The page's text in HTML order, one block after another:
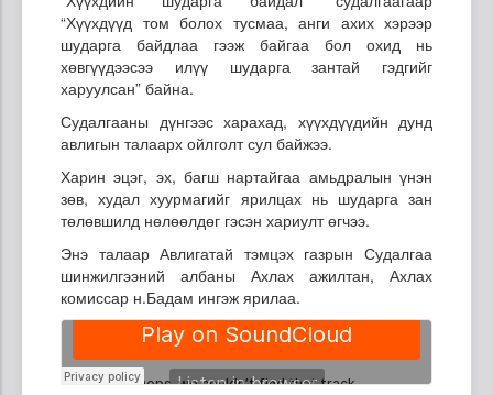
“Хүүхдүүд том болох тусмаа, анги ахих хэрээр
шударга байдлаа гээж байгаа бол охид нь
хөвгүүдээсээ илүү шударга зантай гэдгийг
харуулсан” байна.
Судалгааны дүнгээс харахад, хүүхдүүдийн дунд
авлигын талаарх ойлголт сул байжээ.
Харин эцэг, эх, багш нартайгаа амьдралын үнэн
зөв, худал хуурмагийг ярилцах нь шударга зан
төлөвшилд нөлөөлдөг гэсэн хариулт өгчээ.
Энэ талаар Авлигатай тэмцэх газрын Судалгаа
шинжилгээний албаны Ахлах ажилтан, Ахлах
комиссар н.Бадам ингэж ярилаа.